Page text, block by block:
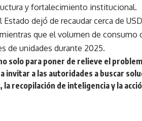
y fortalecimiento institucional.
dejó de recaudar cerca de
que el volumen de consumo
de unidades durante 2025.
solo para poner de relieve el
a las autoridades a buscar
recopilación de inteligencia y la